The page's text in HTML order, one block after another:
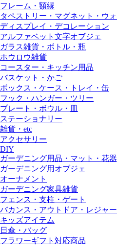
フレーム・額縁
タペストリー・マグネット・ウ
ディスプレイ・デコレーション
アルファベット文字オブジェ
ガラス雑貨・ボトル・瓶
ホウロウ雑貨
コースター・キッチン用品
バスケット・かご
ボックス・ケース・トレイ・缶
フック・ハンガー・ツリー
プレート・ボウル・皿
ステーショナリー
雑貨・etc
アクセサリー
DIY
ガーデニング用品・マット・花器
ガーデニング用オブジェ
オーナメント
ガーデニング家具雑貨
フェンス・支柱・ゲート
バカンス・アウトドア・レジャー
キッズアイテム
日傘・バッグ
フラワーギフト対応商品